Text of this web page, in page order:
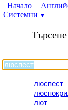
Начало
Системни ▼
люспест
лют